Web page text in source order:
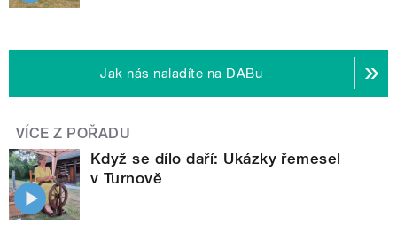
Jak nás naladíte na DABu
VÍCE Z POŘADU
Když se dílo daří: Ukázky řemesel
v Turnově